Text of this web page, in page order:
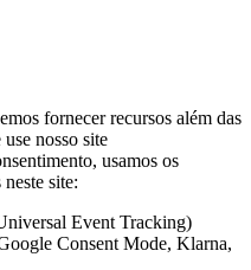
fornecer recursos além das
nosso site
usamos os
site:
Event Tracking)
Consent Mode, Klarna,